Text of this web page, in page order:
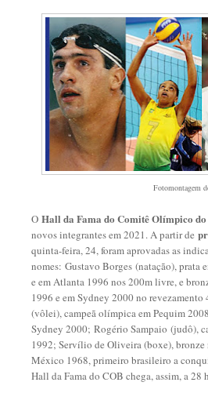
Fotomontagem
O Hall da Fama do Comitê Olímpico
novos integrantes em 2021. A partir de
quinta-feira, 24, foram aprovadas as
nomes: Gustavo Borges (natação), prata
e em Atlanta 1996 nos 200m livre, e
1996 e em Sydney 2000 no
(vôlei), campeã olímpica em Pequim
Sydney 2000; Rogério Sampaio (judô),
1992; Servílio de Oliveira (boxe),
México 1968, primeiro brasileiro a
Hall da Fama do COB chega, assim, a 28